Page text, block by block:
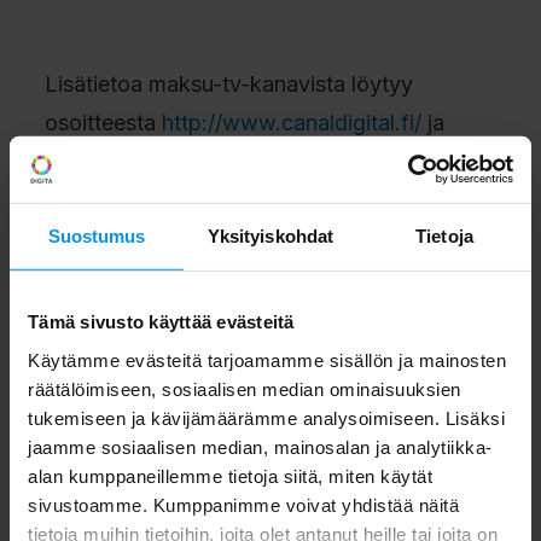
Suostumus Yksityiskohdat Tietoja
Tämä sivusto käyttää evästeitä
Käytämme evästeitä tarjoamamme sisällön ja mainosten
räätälöimiseen, sosiaalisen median ominaisuuksien
tukemiseen ja kävijämäärämme analysoimiseen. Lisäksi
jaamme sosiaalisen median, mainosalan ja analytiikka-
alan kumppaneillemme tietoja siitä, miten käytät
sivustoamme. Kumppanimme voivat yhdistää näitä
tietoja muihin tietoihin, joita olet antanut heille tai joita on
Lisätietoa maksu-tv-kanavista löytyy
osoitteesta http://www.canaldigital.fi/ ja
http://www.plustv.fi/site/etusivu.jsp?
location1=1&sl2=1.
Yhteisantennikiinteistöjen
varmistettava
vastaanottomahdollisuus
Yhteisantennikiinteistöissä eli rivi- ja
kerrostaloissa isännöitsijöiden tulee